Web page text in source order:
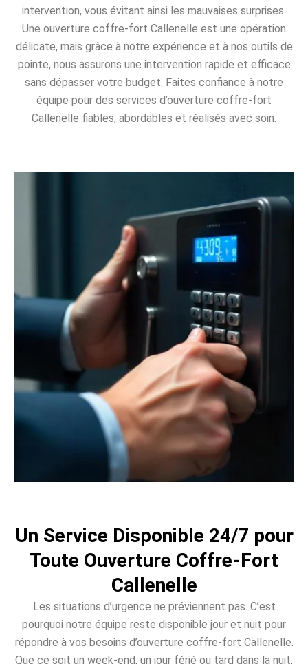
intervention, vous évitant ainsi les mauvaises surprises.
Une ouverture coffre-fort Callenelle est une opération
délicate, mais grâce à notre expérience et à nos outils de
pointe, nous assurons une intervention rapide et efficace
sans dépasser votre budget. Faites confiance à notre
équipe pour des services d’ouverture coffre-fort
Callenelle fiables, abordables et réalisés avec soin.
Un Service Disponible 24/7 pour
Toute Ouverture Coffre-Fort
Callenelle
Les situations d’urgence ne préviennent pas. C’est
pourquoi notre équipe reste disponible jour et nuit pour
répondre à vos besoins d’ouverture coffre-fort Callenelle.
Que ce soit un week-end, un jour férié ou tard dans la nuit,